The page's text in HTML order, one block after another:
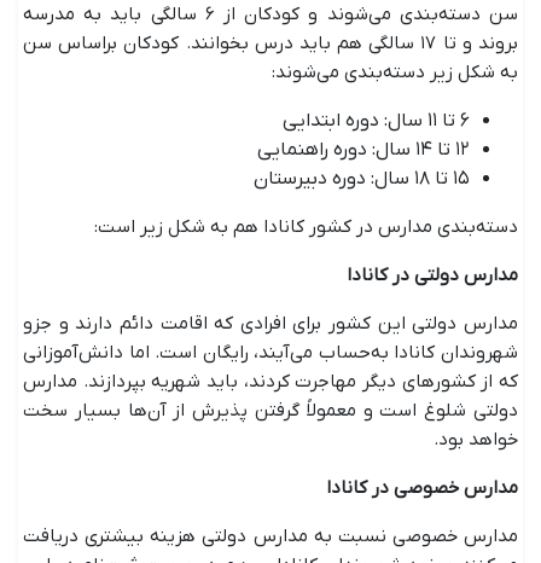
سن دسته‌بندی می‌شوند و کودکان از ۶ سالگی باید به مدرسه
بروند و تا ۱۷ سالگی هم باید درس بخوانند. کودکان براساس سن
به شکل زیر دسته‌بندی می‌شوند:
۶ تا ۱۱ سال: دوره ابتدایی
۱۲ تا ۱۴ سال: دوره راهنمایی
۱۵ تا ۱۸ سال: دوره دبیرستان
دسته‌بندی مدارس در کشور کانادا هم به شکل زیر است:
مدارس دولتی در کانادا
مدارس دولتی این کشور برای افرادی که اقامت دائم دارند و جزو
شهروندان کانادا به‌حساب می‌آیند، رایگان است. اما دانش‌آموزانی
که از کشورهای دیگر مهاجرت کردند، باید شهریه بپردازند. مدارس
دولتی شلوغ است و معمولاً گرفتن پذیرش از آن‌ها بسیار سخت
خواهد بود.
مدارس خصوصی در کانادا
مدارس خصوصی نسبت به مدارس دولتی هزینه بیشتری دریافت